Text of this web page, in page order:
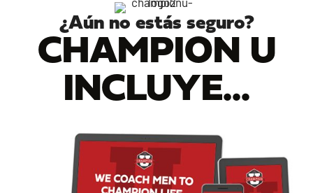
¿Aún no estás seguro?
CHAMPION U
INCLUYE...